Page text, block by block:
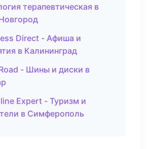
терапевтическая в
Direct - Афиша и
в Калининград
- Шины и диски в
Expert - Туризм и
в Симферополь